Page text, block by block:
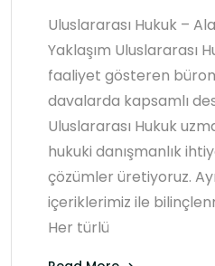
Uluslararası Hukuk –
Yaklaşım Uluslararası
faaliyet gösteren
davalarda kapsamlı
Uluslararası Hukuk
hukuki danışmanlık
çözümler üretiyoruz.
içeriklerimiz ile
Her türlü